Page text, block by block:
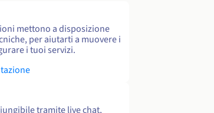
mettono a disposizione
per aiutarti a muovere i
i tuoi servizi.
tramite live chat,